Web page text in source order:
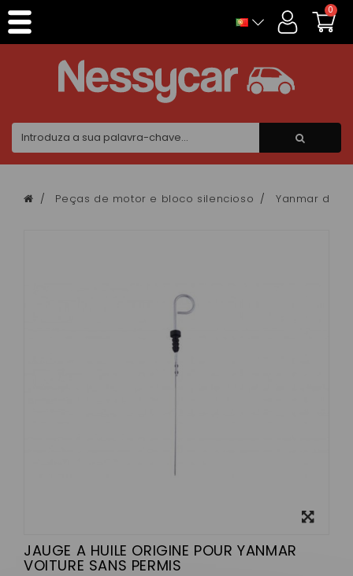
0
Peças de motor e bloco silencioso Yanmar de
JAUGE A HUILE ORIGINE POUR YANMAR
VOITURE SANS PERMIS
Painel de Gerenciamento de Cookies